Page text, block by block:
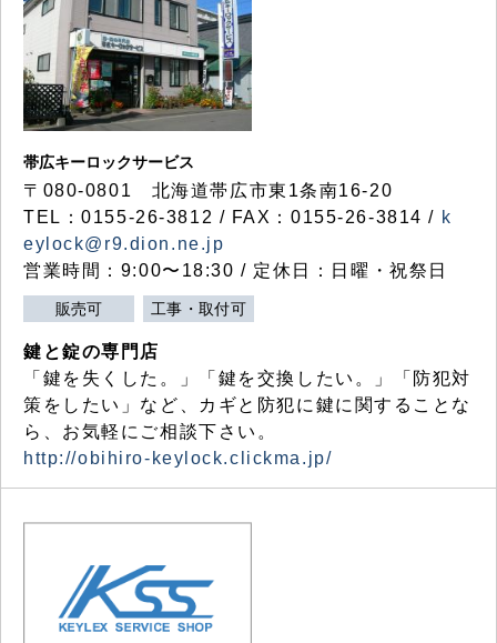
帯広キーロックサービス
〒080-0801 北海道帯広市東1条南16-20
TEL：0155-26-3812 / FAX：0155-26-3814 / k
eylock@r9.dion.ne.jp
営業時間：9:00〜18:30 / 定休日：日曜・祝祭日
販売可 工事・取付可
鍵と錠の専門店
「鍵を失くした。」「鍵を交換したい。」「防犯対
策をしたい」など、カギと防犯に鍵に関することな
ら、お気軽にご相談下さい。
http://obihiro-keylock.clickma.jp/